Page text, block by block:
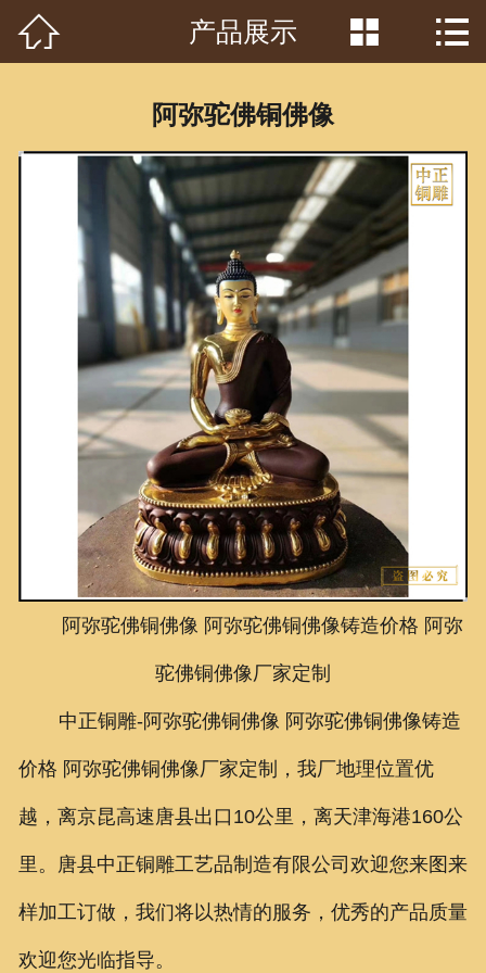
首页
产品中心
客户见证
常识问答
新闻资讯
荣誉资质
泥塑鉴赏
联系我们
 产品展示  
阿弥驼佛铜佛像
阿弥驼佛铜佛像 阿弥驼佛铜佛像铸造价格 阿弥
驼佛铜佛像 厂家定制
中正铜雕-阿弥驼佛铜佛像 阿弥驼佛铜佛像铸造
价格 阿弥驼佛铜佛像厂家定制 ，我厂地理位置优
越，离京昆高速唐县出口10公里，离天津海港160公
里。唐县中正铜雕工艺品制造有限公司欢迎您来图来
样加工订做，我们将以热情的服务，优秀的产品质量
欢迎您光临指导。